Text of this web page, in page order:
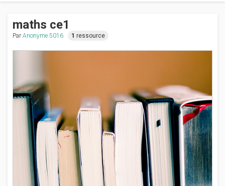
maths ce1
Par Anonyme 5016 1 ressource